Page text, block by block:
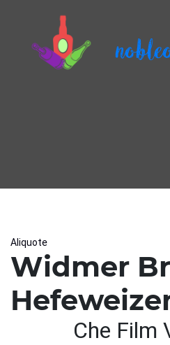
Aliquote
Widmer
Che Film